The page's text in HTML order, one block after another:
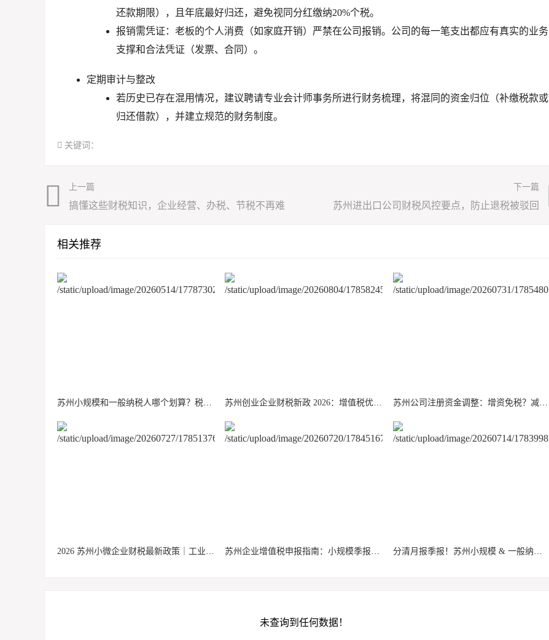
还款期限），且年底最好归还，避免视同分红缴纳20%个税。
报销需凭证 ：老板的个人消费（如家庭开销）严禁在公司报销。公司的每一笔支出都应有真实的业务
支撑和合法凭证（发票、合同）。
定期审计与整改
若历史已存在混用情况，建议聘请专业会计师事务所进行财务梳理，将混同的资金归位（补缴税款或
归还借款），并建立规范的财务制度。
关键词：
上一篇
搞懂这些财税知识，企业经营、办税、节税不再难
下一篇
苏州进出口公司财税风控要点，防止退税被驳回
相关推荐
苏州公司注册资金调整：增资免税？减资要缴 20% 个税？一文理清
未查询到任何数据！